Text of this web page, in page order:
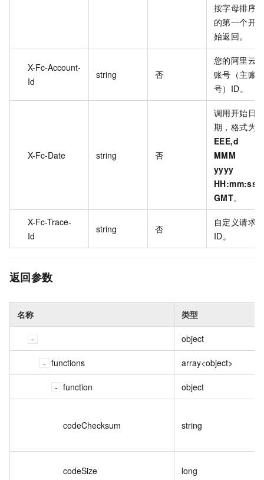
按字母排序
的第一个开
始返回。
X-Fc-Account-
Id
string 否
您的阿里云
账号（主账
号）ID。
X-Fc-Date string 否
调用开始日
期，格式为
EEE,d
MMM
yyyy
HH:mm:ss
GMT。
X-Fc-Trace-
Id
string 否
自定义请求
ID。
返回参数
名称 类型
object
functions array<object>
function object
codeChecksum string
codeSize long